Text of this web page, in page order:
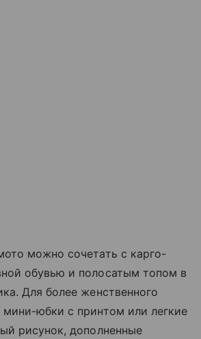
можно сочетать с карго-
обувью и полосатым топом в
Для более женственного
мини-юбки с принтом или легкие
рисунок, дополненные